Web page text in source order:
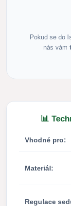
Pokud se do
nás vám
📊
Vhodné pro:
Materiál:
Regulace